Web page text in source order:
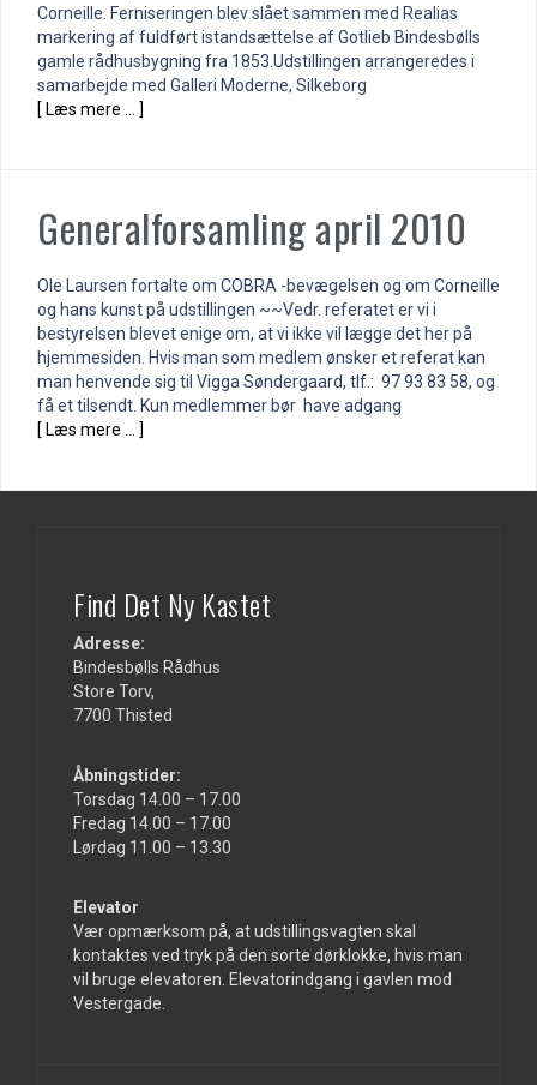
Corneille. Ferniseringen blev slået sammen med Realias
markering af fuldført istandsættelse af Gotlieb Bindesbølls
gamle rådhusbygning fra 1853.Udstillingen arrangeredes i
samarbejde med Galleri Moderne, Silkeborg
[ Læs mere … ]
Generalforsamling april 2010
Ole Laursen fortalte om COBRA -bevægelsen og om Corneille
og hans kunst på udstillingen ~~Vedr. referatet er vi i
bestyrelsen blevet enige om, at vi ikke vil lægge det her på
hjemmesiden. Hvis man som medlem ønsker et referat kan
man henvende sig til Vigga Søndergaard, tlf.: 97 93 83 58, og
få et tilsendt. Kun medlemmer bør have adgang
[ Læs mere … ]
Find Det Ny Kastet
Adresse:
Bindesbølls Rådhus
Store Torv,
7700 Thisted
Åbningstider:
Torsdag 14.00 – 17.00
Fredag 14.00 – 17.00
Lørdag 11.00 – 13.30
Elevator
Vær opmærksom på, at udstillingsvagten skal
kontaktes ved tryk på den sorte dørklokke, hvis man
vil bruge elevatoren. Elevatorindgang i gavlen mod
Vestergade.